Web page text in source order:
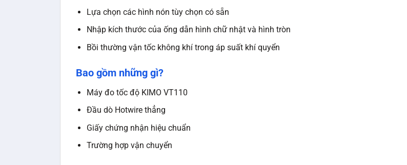
Lựa chọn các hình nón tùy chọn có sẵn
Nhập kích thước của ống dẫn hình chữ nhật và hình tròn
Bồi thường vận tốc không khí trong áp suất khí quyển
Bao gồm những gì?
Máy đo tốc độ KIMO VT110
Đầu dò Hotwire thẳng
Giấy chứng nhận hiệu chuẩn
Trường hợp vận chuyển